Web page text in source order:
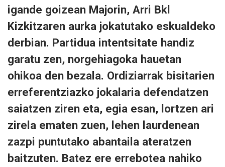
igande goizean Majorin, Arri Bkl
Kizkitzaren aurka jokatutako eskualdeko
derbian. Partidua intentsitate handiz
garatu zen, norgehiagoka hauetan
ohikoa den bezala. Ordiziarrak bisitarien
erreferentziazko jokalaria defendatzen
saiatzen ziren eta, egia esan, lortzen ari
zirela ematen zuen, lehen laurdenean
zazpi puntutako abantaila ateratzen
baitzuten. Batez ere errebotea nahiko